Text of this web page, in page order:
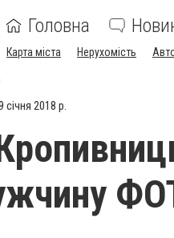
Головна
Карта міста Нерухомість
січня 2018 р.